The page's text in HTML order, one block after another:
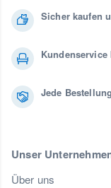
Sicher kaufen
Jede
Unser
Über uns